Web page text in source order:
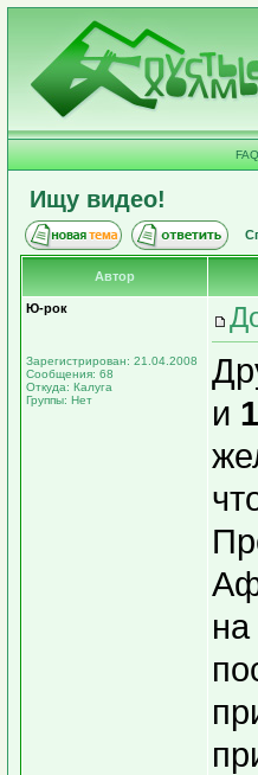
FAQ
Ищу видео!
Автор
Ю-рок
Зарегистрирован: 21.04.2008
Сообщения: 68
Откуда: Калуга
Группы: Нет
и